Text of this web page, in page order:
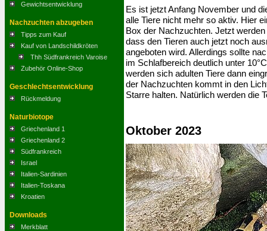
Gewichtsentwicklung
Nachzuchten abzugeben
Tipps zum Kauf
Kauf von Landschildkröten
Thh Südfrankreich Varoise
Zubehör Online-Shop
Geschlechtsentwicklung
Rückmeldung
Naturbiotope
Griechenland 1
Griechenland 2
Südfrankreich
Israel
Italien-Sardinien
Italien-Toskana
Kroatien
Downloads
Merkblatt
Es ist jetzt Anfang November und
alle Tiere nicht mehr so aktiv. Hier
Box der Nachzuchten. Jetzt
dass den Tieren auch jetzt noch
angeboten wird. Allerdings sollte
im Schlafbereich deutlich unter
werden sich adulten Tiere dann
der Nachzuchten kommt in den
Starre halten. Natürlich werden die
Oktober 2023